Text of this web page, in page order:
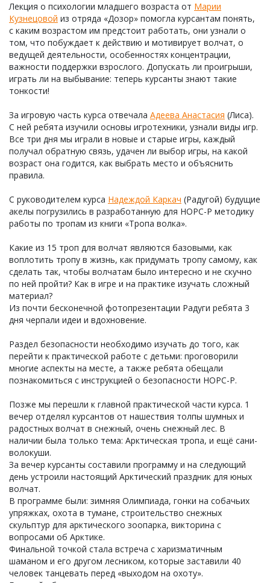
Лекция о психологии младшего возраста от Марии
Кузнецовой из отряда «Дозор» помогла курсантам понять,
с каким возрастом им предстоит работать, они узнали о
том, что побуждает к действию и мотивирует волчат, о
ведущей деятельности, особенностях концентрации,
важности поддержки взрослого. Допускать ли проигрыши,
играть ли на выбывание: теперь курсанты знают такие
тонкости!
За игровую часть курса отвечала Адеева Анастасия (Лиса).
С ней ребята изучили основы игротехники, узнали виды игр.
Все три дня мы играли в новые и старые игры, каждый
получал обратную связь, удачен ли выбор игры, на какой
возраст она годится, как выбрать место и объяснить
правила.
С руководителем курса Надеждой Каркач (Радугой) будущие
акелы погрузились в разработанную для НОРС-Р методику
работы по тропам из книги «Тропа волка».
Какие из 15 троп для волчат являются базовыми, как
воплотить тропу в жизнь, как придумать тропу самому, как
сделать так, чтобы волчатам было интересно и не скучно
по ней пройти? Как в игре и на практике изучать сложный
материал?
Из почти бесконечной фотопрезентации Радуги ребята 3
дня черпали идеи и вдохновение.
Раздел безопасности необходимо изучать до того, как
перейти к практической работе с детьми: проговорили
многие аспекты на месте, а также ребята обещали
познакомиться с инструкцией о безопасности НОРС-Р.
Позже мы перешли к главной практической части курса. 1
вечер отделял курсантов от нашествия толпы шумных и
радостных волчат в снежный, очень снежный лес. В
наличии была только тема: Арктическая тропа, и ещё сани-
волокуши.
За вечер курсанты составили программу и на следующий
день устроили настоящий Арктический праздник для юных
волчат.
В программе были: зимняя Олимпиада, гонки на собачьих
упряжках, охота в тумане, строительство снежных
скульптур для арктического зоопарка, викторина с
вопросами об Арктике.
Финальной точкой стала встреча с харизматичным
шаманом и его другом лесником, которые заставили 40
человек танцевать перед «выходом на охоту».